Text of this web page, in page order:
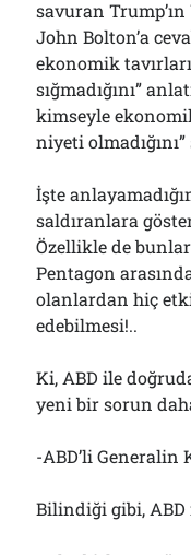
savuran
John Bolton’a
ekonomik
sığmadığını”
kimseyle
niyeti
İşte
saldıranlara
Özellikle de
Pentagon
olanlardan hiç
edebilmesi!..
Ki, ABD ile
yeni bir sorun
-ABD’li Generalin
Bilindiği gibi, ABD